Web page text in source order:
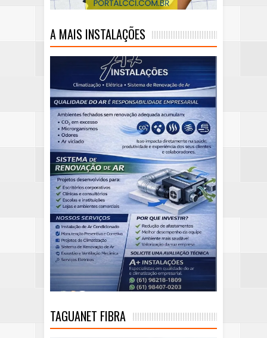
A MAIS INSTALAÇÕES
TAGUANET FIBRA